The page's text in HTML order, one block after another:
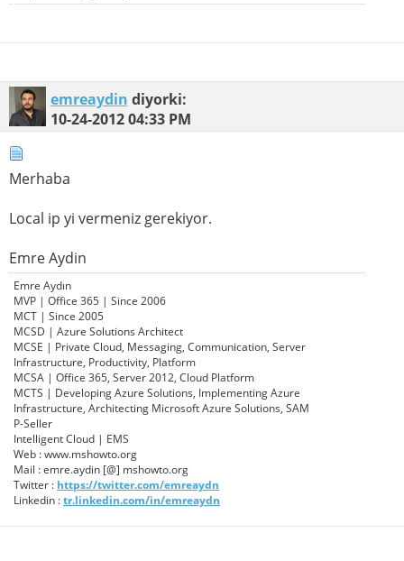
emreaydin diyorki:
10-24-201204:33 PM
Merhaba
Local ip yi vermeniz gerekiyor.
Emre Aydin
Emre Aydın
MVP | Office 365 | Since 2006
MCT | Since 2005
MCSD | Azure Solutions Architect
MCSE | Private Cloud, Messaging, Communication, Server
Infrastructure, Productivity, Platform
MCSA | Office 365, Server 2012, Cloud Platform
MCTS | Developing Azure Solutions, Implementing Azure
Infrastructure, Architecting Microsoft Azure Solutions, SAM
P-Seller
Intelligent Cloud | EMS
Web : www.mshowto.org
Mail : emre.aydin [@] mshowto.org
Twitter : https://twitter.com/emreaydn
Linkedin :tr.linkedin.com/in/emreaydn